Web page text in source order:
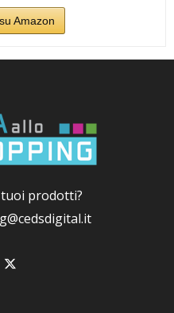
Amazon
prodotti?